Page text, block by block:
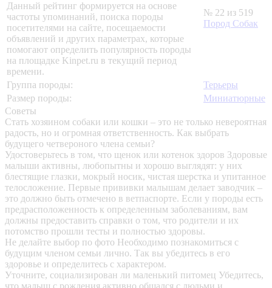
Данный рейтинг формируется на основе
частоты упоминаний, поиска породы
посетителями на сайте, посещаемости
объявлений и других параметрах, которые
помогают определить популярность породы
на площадке Kinpet.ru в текущий период
времени.
№ 22 из 519
Пород Собак
Группа породы:
Терьеры
Размер породы:
Миниатюрные
Советы
Стать хозяином собаки или кошки – это не только невероятная
радость, но и огромная ответственность. Как выбрать
будущего четвероного члена семьи?
Удостоверьтесь в том, что щенок или котенок здоров Здоровые
малыши активны, любопытны и хорошо выглядят: у них
блестящие глазки, мокрый носик, чистая шерстка и упитанное
телосложение. Первые прививки малышам делает заводчик –
это должно быть отмечено в ветпаспорте. Если у породы есть
предрасположенность к определенным заболеваниям, вам
должны предоставить справки о том, что родители и их
потомство прошли тесты и полностью здоровы.
Не делайте выбор по фото Необходимо познакомиться с
будущим членом семьи лично. Так вы убедитесь в его
здоровье и определитесь с характером.
Уточните, социализирован ли маленький питомец Убедитесь,